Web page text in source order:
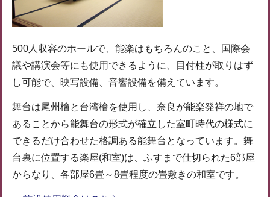
500人収容のホールで、能楽はもちろんのこと、国際会
議や講演会等にも使用できるように、目付柱が取りはず
し可能で、映写設備、音響設備を備えています。
舞台は尾州檜と台湾檜を使用し、奈良が能楽発祥の地で
あることから能舞台の形式が確立した室町時代の様式に
できるだけ合わせた格調ある能舞台となっています。舞
台裏に位置する楽屋(和室)は、ふすまで仕切られた6部屋
からなり、各部屋6畳～8畳程度の畳敷きの和室です。